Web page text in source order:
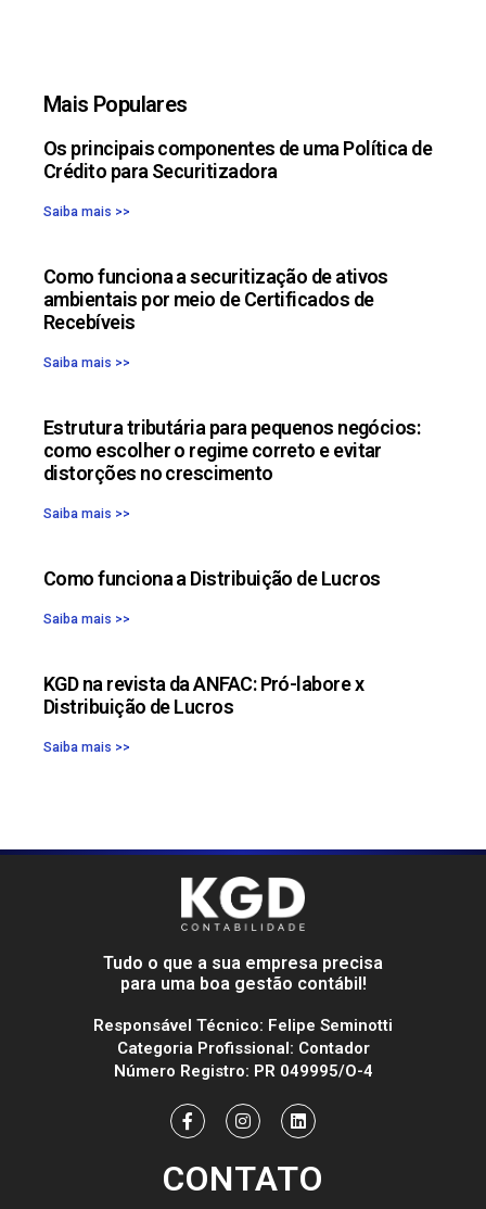
Mais Populares
Os principais componentes de uma Política de
Crédito para Securitizadora
Saiba mais >>
Como funciona a securitização de ativos
ambientais por meio de Certificados de
Recebíveis
Saiba mais >>
Estrutura tributária para pequenos negócios:
como escolher o regime correto e evitar
distorções no crescimento
Saiba mais >>
Como funciona a Distribuição de Lucros
Saiba mais >>
KGD na revista da ANFAC: Pró-labore x
Distribuição de Lucros
Saiba mais >>
Tudo o que a sua empresa precisa
para uma boa gestão contábil!
Responsável Técnico: Felipe Seminotti
Categoria Profissional: Contador
Número Registro: PR 049995/O-4
CONTATO